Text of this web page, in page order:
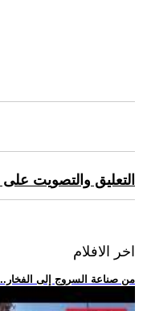
التعليق والتصويت
اخر الافلام
.. من صناعة السروج إلى